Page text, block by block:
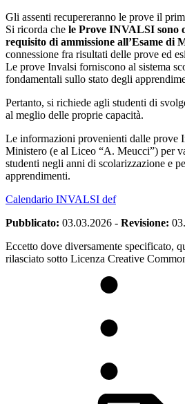
Gli assenti recupereranno le prove il
Si ricorda che le Prove INVALSI sono
requisito di ammissione all’Esame di
connessione fra risultati delle prove ed
Le prove Invalsi forniscono al sistema
fondamentali sullo stato degli
Pertanto, si richiede agli studenti di
al meglio delle proprie capacità.
Le informazioni provenienti dalle prove
Ministero (e al Liceo “A. Meucci”) per
studenti negli anni di scolarizzazione e
apprendimenti.
Calendario INVALSI def
Pubblicato: 03.03.2026 - Revisione:
Eccetto dove diversamente specificato,
rilasciato sotto Licenza Creative